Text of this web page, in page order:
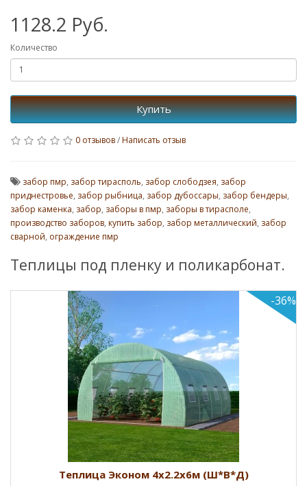
1128.2 Руб.
Количество
Купить
0 отзывов/Написать отзыв
забор пмр, забор тирасполь, забор слободзея, забор
приднестровье, забор рыбница, забор дубоссары, забор бендеры,
забор каменка, забор, заборы в пмр, заборы в тирасполе,
производство заборов, купить забор, забор металлический, забор
сварной, ограждение пмр
Теплицы под пленку и поликарбонат.
Теплица Эконом 4х2.2х6м (Ш*В*Д)
-36%